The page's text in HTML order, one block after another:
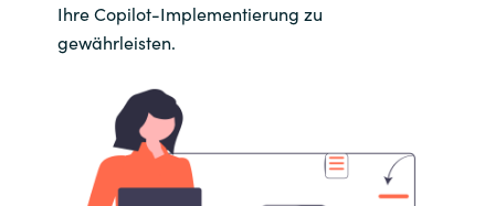
Ihre Copilot-Implementierung zu
gewährleisten.